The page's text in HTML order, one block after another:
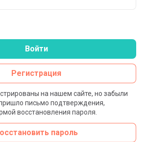
Войти
Регистрация
на нашем сайте, но забыли
письмо подтверждения,
восстановления пароля.
пароль